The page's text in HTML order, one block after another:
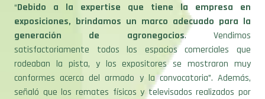
“Debido a la expertise que tiene la empresa en
exposiciones, brindamos un marco adecuado para la
generación de agronegocios. Vendimos
satisfactoriamente todos los espacios comerciales que
rodeaban la pista, y los expositores se mostraron muy
conformes acerca del armado y la convocatoria”. Además,
señaló que los remates físicos y televisados realizados por